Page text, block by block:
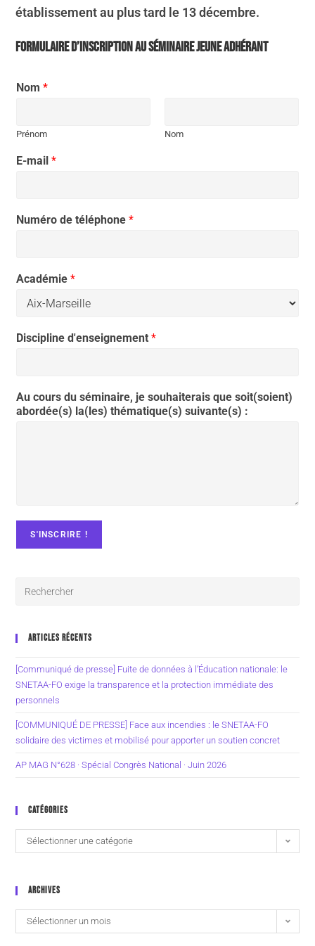
établissement au plus tard le 13 décembre.
FORMULAIRE D’INSCRIPTION AU SÉMINAIRE JEUNE ADHÉRANT
Nom*
Prénom Nom
E-mail*
Numéro de téléphone*
Académie*
Discipline d'enseignement*
Au cours du séminaire, je souhaiterais que soit(soient)
abordée(s) la(les) thématique(s) suivante(s) :
S'INSCRIRE !
ARTICLES RÉCENTS
[Communiqué de presse] Fuite de données à l’Éducation nationale: le
SNETAA-FO exige la transparence et la protection immédiate des
personnels
[COMMUNIQUÉ DE PRESSE] Face aux incendies : le SNETAA-FO
solidaire des victimes et mobilisé pour apporter un soutien concret
AP MAG N°628 · Spécial Congrès National · Juin 2026
CATÉGORIES
Sélectionner une catégorie
ARCHIVES
Sélectionner un mois